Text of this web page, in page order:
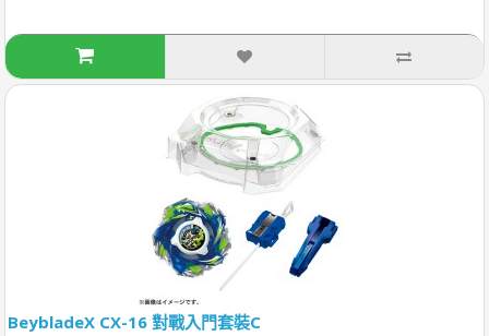
BeybladeX CX-16 對戰入門套裝C